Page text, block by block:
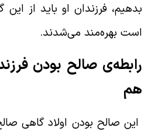
فرزندان او باید از این
بهره‌مند می‌شدند.
صالح بودن فرزند
صالح بودن اولاد گاهی صالح